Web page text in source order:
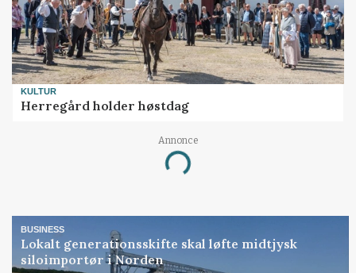
KULTUR
Herregård holder høstdag
Annonce
Loading...
BUSINESS
Lokalt generationsskifte skal løfte midtjysk
siloimportør i Norden